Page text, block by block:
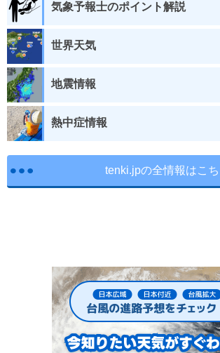
気象予報士のポイント解説
世界天気
地震情報
熱中症情報
tenki.jpの全情報はこち